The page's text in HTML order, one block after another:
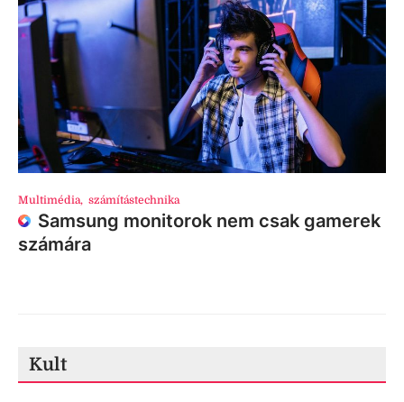
Multimédia, számítástechnika
Samsung monitorok nem csak gamerek
számára
Kult